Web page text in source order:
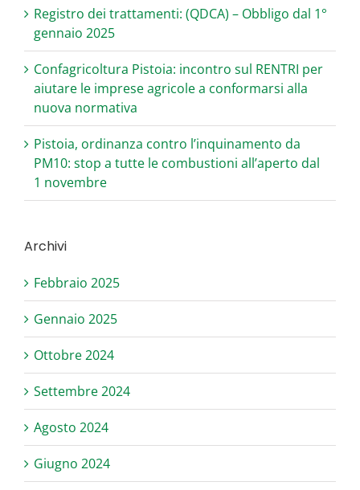
Registro dei trattamenti: (QDCA) – Obbligo dal 1°
gennaio 2025
Confagricoltura Pistoia: incontro sul RENTRI per
aiutare le imprese agricole a conformarsi alla
nuova normativa
Pistoia, ordinanza contro l’inquinamento da
PM10: stop a tutte le combustioni all’aperto dal
1 novembre
Archivi
Febbraio 2025
Gennaio 2025
Ottobre 2024
Settembre 2024
Agosto 2024
Giugno 2024